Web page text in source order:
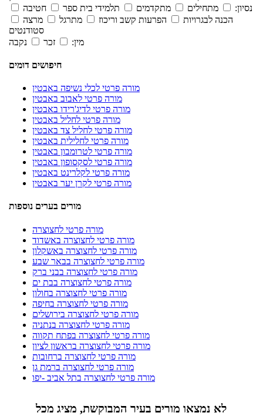
נסיון:
מתחילים מתקדמים תלמידי בית ספר
חטיבה
הכנה לבגרויות
הפרעות קשב וריכוז מתרגל
מרצה
סטודנטים
מין:
זכר נקבה
חיפושים דומים
מורה פרטי לכלי נשיפה באבטין
מורה פרטי לאבוב באבטין
מורה פרטי לדיג'רידו באבטין
מורה פרטי לחליל באבטין
מורה פרטי לחליל צד באבטין
מורה פרטי לחלילית באבטין
מורה פרטי לטרומבון באבטין
מורה פרטי לסקסופון באבטין
מורה פרטי לקלרינט באבטין
מורה פרטי לקרן יער באבטין
מורים בערים נוספות
מורה פרטי לחצוצרה
מורה פרטי לחצוצרה באשדוד
מורה פרטי לחצוצרה באשקלון
מורה פרטי לחצוצרה בבאר שבע
מורה פרטי לחצוצרה בבני ברק
מורה פרטי לחצוצרה בבת ים
מורה פרטי לחצוצרה בחולון
מורה פרטי לחצוצרה בחיפה
מורה פרטי לחצוצרה בירושלים
מורה פרטי לחצוצרה בנתניה
מורה פרטי לחצוצרה בפתח תקווה
מורה פרטי לחצוצרה בראשון לציון
מורה פרטי לחצוצרה ברחובות
מורה פרטי לחצוצרה ברמת גן
מורה פרטי לחצוצרה בתל אביב -יפו
לא נמצאו מורים בעיר המבוקשת, מציג מכל